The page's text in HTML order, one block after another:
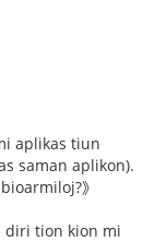
aplikas tiun
saman aplikon).
》
diri tion kion mi